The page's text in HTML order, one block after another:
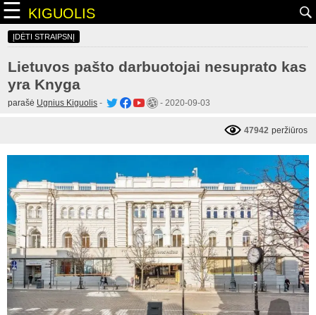
☰ KIGUOLIS
ĮDĖTI STRAIPSNĮ
Lietuvos pašto darbuotojai nesuprato kas
yra Knyga
parašė Ugnius Kiguolis - - 2020-09-03
47942 peržiūros